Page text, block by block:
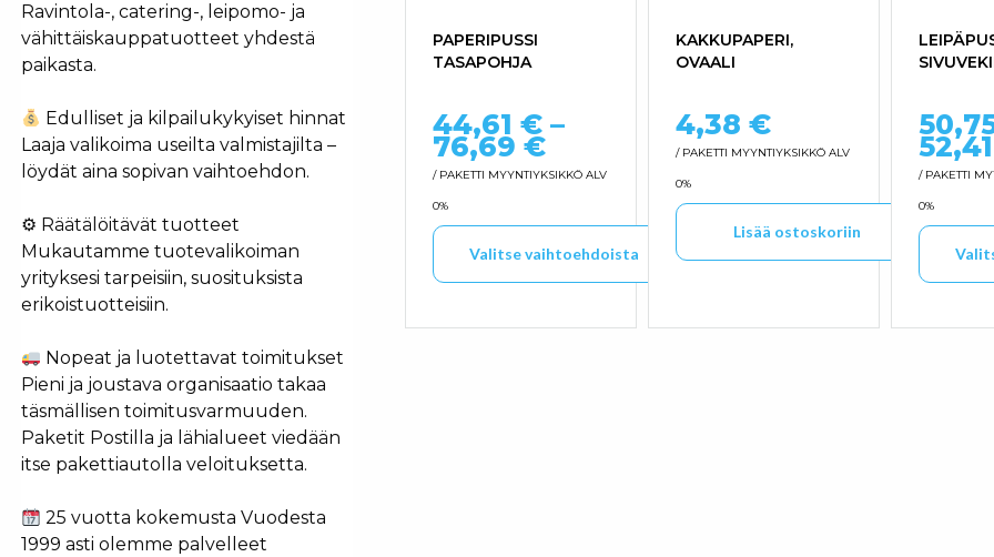
Ravintola-, catering-, leipomo- ja
vähittäiskauppatuotteet yhdestä
paikasta.
Edulliset ja kilpailukykyiset hinnat
Laaja valikoima useilta valmistajilta –
löydät aina sopivan vaihtoehdon.
⚙ Räätälöitävät tuotteet
Mukautamme tuotevalikoiman
yrityksesi tarpeisiin, suosituksista
erikoistuotteisiin.
Nopeat ja luotettavat toimitukset
Pieni ja joustava organisaatio takaa
täsmällisen toimitusvarmuuden.
Paketit Postilla ja lähialueet viedään
itse pakettiautolla veloituksetta.
25 vuotta kokemusta Vuodesta
1999 asti olemme palvelleet
PAPERIPUSSI
TASAPOHJA
44,61 € –
76,69 €Hintaluokka: 44,61 € - 76,69 €
/ PAKETTI MYYNTIYKSIKKÖ ALV
0%
Valitse vaihtoehdoista
KAKKUPAPERI,
OVAALI
4,38 €
/ PAKETTI MYYNTIYKSIKKÖ ALV
0%
Lisää ostoskoriin
52,41
/ PAKETTI
0%